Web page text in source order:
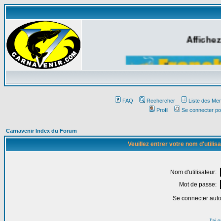
FAQ Rechercher
Liste des
Profil
Se connecter
Carnavenir Index du Forum
Veuillez entrer votre nom
Nom d'utilisateur:
Mot de passe:
Se connecter